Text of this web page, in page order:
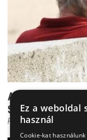
Amikor a
Szkizofrénia
Prof. Dr. Bánki M. Csaba
Ez a weboldal
használ
Cookie-kat